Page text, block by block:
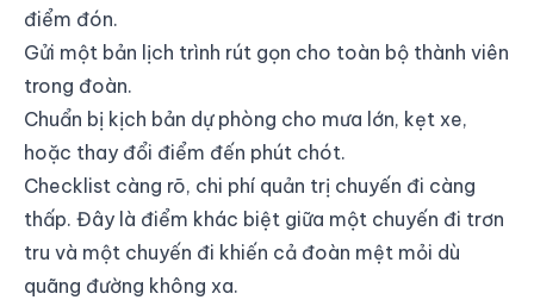
điểm đón.
Gửi một bản lịch trình rút gọn cho toàn bộ thành viên
trong đoàn.
Chuẩn bị kịch bản dự phòng cho mưa lớn, kẹt xe,
hoặc thay đổi điểm đến phút chót.
Checklist càng rõ, chi phí quản trị chuyến đi càng
thấp. Đây là điểm khác biệt giữa một chuyến đi trơn
tru và một chuyến đi khiến cả đoàn mệt mỏi dù
quãng đường không xa.